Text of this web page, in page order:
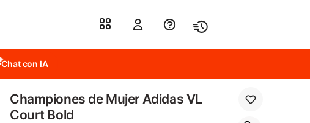
Chat con IA
Championes de Mujer Adidas VL
Court Bold